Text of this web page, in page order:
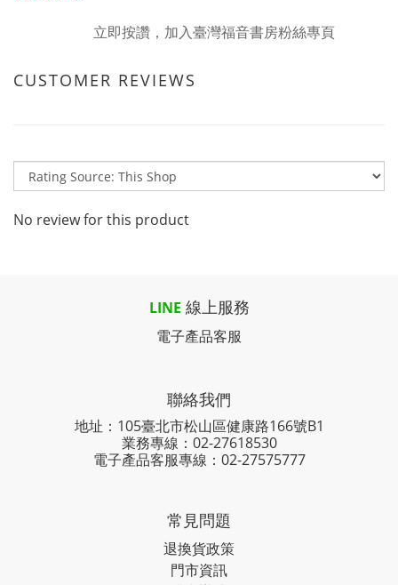
立即按讚，加入臺灣福音書房粉絲專頁
CUSTOMER REVIEWS
No review for this product
LINE 線上服務
電子產品客服
聯絡我們
地址：105臺北市松山區健康路166號B1
業務專線： 02-27618530
電子產品客服專線：02-27575777
常見問題
退換貨政策
門市資訊